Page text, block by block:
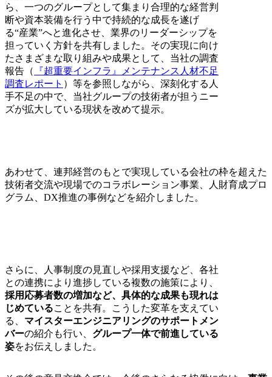
ら、一つのグループとして集まり合理的な経営判
断や資本装備を行う中で持続的な成長を遂げ
る“産業”へと進化させ、業界のリーダーシップを
担っていく方針を共有しました。その実現に向け
たさまざまな取り組みや成果として、当社の調査
報告（
『超重要インフラ』メンテナンス人材不足
調査レポート ）等を参照しながら、深刻化する人
手不足の中で、当社グループの技術者が担うニー
ズが拡大している現状を改めて提示。
あわせて、連邦経営のもとで実現している会社の枠を超えた
技術者交流や現場でのコラボレーション事業、人財育成プロ
グラム、DX推進の事例などを紹介しました。
さらに、人事制度の見直しや採用支援など、各社
との連携により進捗している複数の施策により、
採用応募者数の増加など、具体的な成果も現れは
じめていることを共有。こうした変革を支えてい
る、 マイスターエンジニアリングのサポートメン
バーの紹介も行い、 グループ一体で前進している
姿をお伝えしました。